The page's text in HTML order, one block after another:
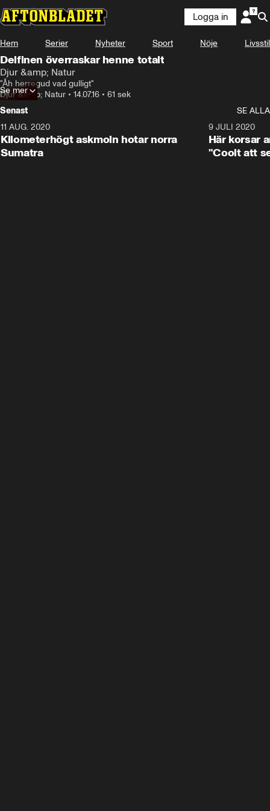
Logga in
Hem Serier Nyheter Sport Nöje Livsstil
Delfinen överraskar henne totalt
Djur &amp; Natur
"Åh herregud vad gulligt"
Djur &amp; Natur • 14.07.16 • 61 sek
Se mer
Senast
SE ALLA
11 AUG. 2020
Kilometerhögt askmoln hotar norra
Sumatra
9 JULI 2020
Här korsar
"Coolt att